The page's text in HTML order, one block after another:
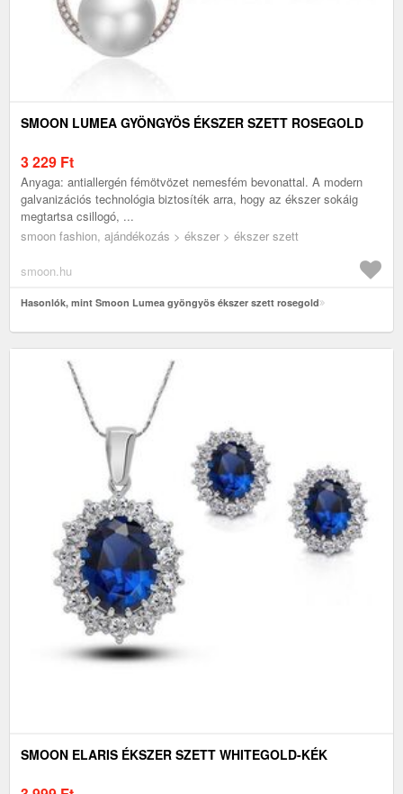
SMOON LUMEA GYÖNGYÖS ÉKSZER SZETT ROSEGOLD
3 229 Ft
Anyaga: antiallergén fémötvözet nemesfém bevonattal. A modern
galvanizációs technológia biztosíték arra, hogy az ékszer sokáig
megtartsa csillogó, ...
smoon fashion, ajándékozás > ékszer > ékszer szett
smoon.hu
Hasonlók, mint Smoon Lumea gyöngyös ékszer szett rosegold
SMOON ELARIS ÉKSZER SZETT WHITEGOLD-KÉK